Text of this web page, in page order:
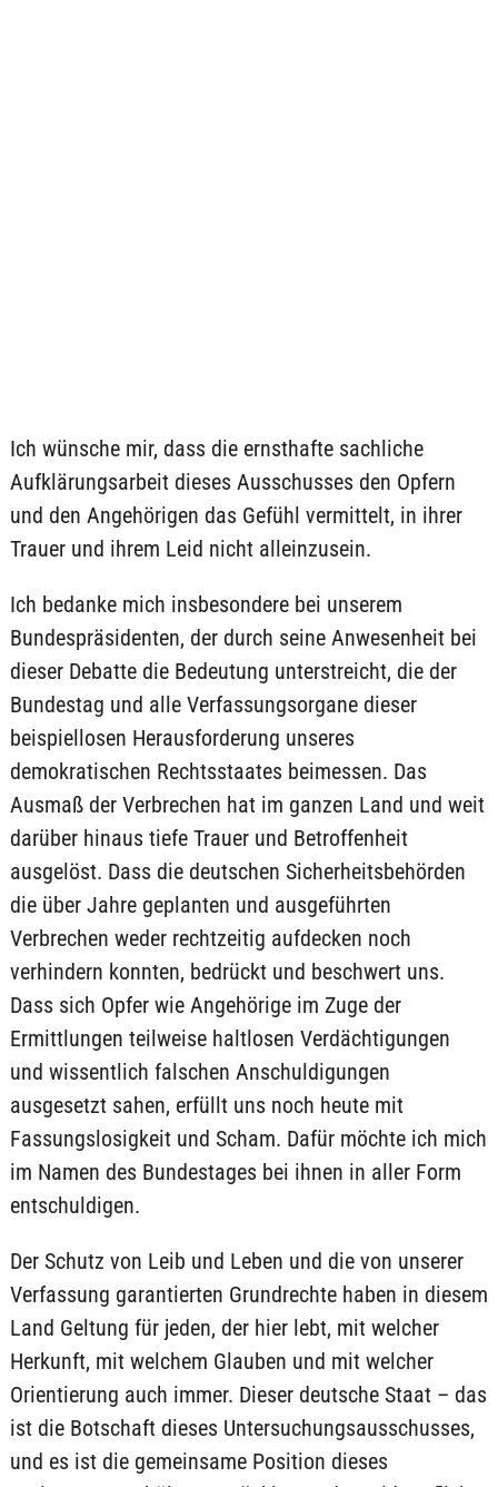
Ich wünsche mir, dass die ernsthafte sachliche
Aufklärungsarbeit dieses Ausschusses den Opfern
und den Angehörigen das Gefühl vermittelt, in ihrer
Trauer und ihrem Leid nicht alleinzusein.
Ich bedanke mich insbesondere bei unserem
Bundespräsidenten, der durch seine Anwesenheit bei
dieser Debatte die Bedeutung unterstreicht, die der
Bundestag und alle Verfassungsorgane dieser
beispiellosen Herausforderung unseres
demokratischen Rechtsstaates beimessen. Das
Ausmaß der Verbrechen hat im ganzen Land und weit
darüber hinaus tiefe Trauer und Betroffenheit
ausgelöst. Dass die deutschen Sicherheitsbehörden
die über Jahre geplanten und ausgeführten
Verbrechen weder rechtzeitig aufdecken noch
verhindern konnten, bedrückt und beschwert uns.
Dass sich Opfer wie Angehörige im Zuge der
Ermittlungen teilweise haltlosen Verdächtigungen
und wissentlich falschen Anschuldigungen
ausgesetzt sahen, erfüllt uns noch heute mit
Fassungslosigkeit und Scham. Dafür möchte ich mich
im Namen des Bundestages bei ihnen in aller Form
entschuldigen.
Der Schutz von Leib und Leben und die von unserer
Verfassung garantierten Grundrechte haben in diesem
Land Geltung für jeden, der hier lebt, mit welcher
Herkunft, mit welchem Glauben und mit welcher
Orientierung auch immer. Dieser deutsche Staat – das
ist die Botschaft dieses Untersuchungsausschusses,
und es ist die gemeinsame Position dieses